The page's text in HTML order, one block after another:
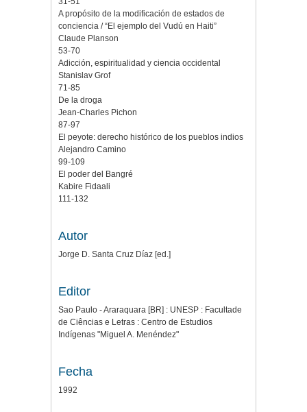
A propósito de la modificación de estados de
conciencia / “El ejemplo del Vudú en Haiti”
Claude Planson
53-70
Adicción, espiritualidad y ciencia occidental
Stanislav Grof
71-85
De la droga
Jean-Charles Pichon
87-97
El peyote: derecho histórico de los pueblos indios
Alejandro Camino
99-109
El poder del Bangré
Kabire Fidaali
111-132
Autor
Jorge D. Santa Cruz Díaz [ed.]
Editor
Sao Paulo - Araraquara [BR] : UNESP : Facultade
de Ciências e Letras : Centro de Estudios
Indígenas "Miguel A. Menéndez"
Fecha
1992